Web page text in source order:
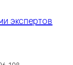
экспертов